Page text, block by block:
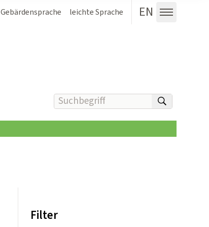
Gebärdensprache leichte Sprache EN
Menü
Suchbegriff(e) eingeben
Filter